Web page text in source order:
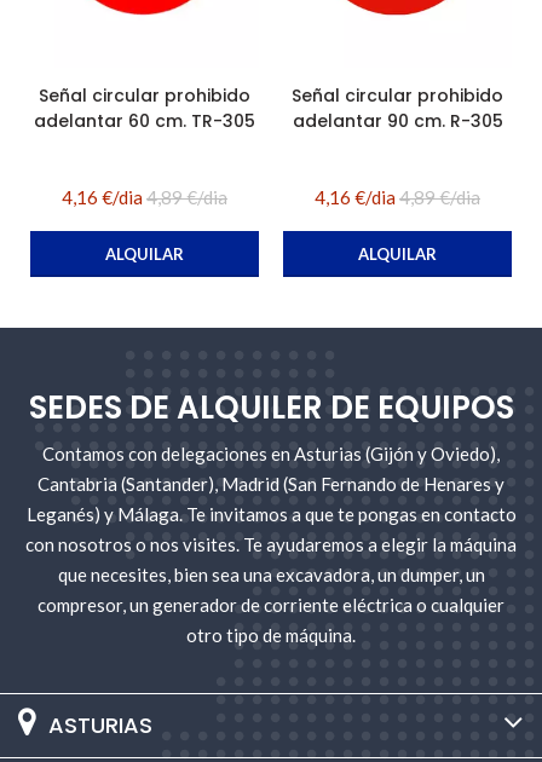
Señal circular prohibido
adelantar 60 cm. TR-305
4,16 €/dia4,89 €/dia
ALQUILAR
Señal circular prohibido
adelantar 90 cm. R-305
4,16 €/dia4,89 €/dia
ALQUILAR
SEDES DE ALQUILER DE EQUIPOS
Contamos con delegaciones en Asturias (Gijón y Oviedo),
Cantabria (Santander), Madrid (San Fernando de Henares y
Leganés) y Málaga. Te invitamos a que te pongas en contacto
con nosotros o nos visites. Te ayudaremos a elegir la máquina
que necesites, bien sea una excavadora, un dumper, un
compresor, un generador de corriente eléctrica o cualquier
otro tipo de máquina.
ASTURIAS